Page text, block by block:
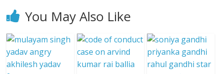
You May Also Like